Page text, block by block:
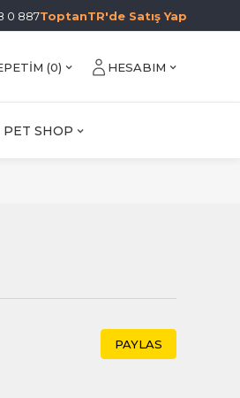
0 887ToptanTR'de Satış Yap
(0) HESABIM
PET SHOP
PAYLAS